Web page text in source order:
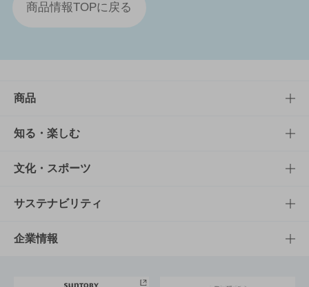
商品情報TOPに戻る
商品
商品TOP
商品一覧
商品発売情報
栄養成分一覧
知る・楽しむ
知る・楽しむTOP
キャンペーン
工場見学
文化・スポーツ
文化・スポーツTOP
サントリーホール
サステナビリティ
サステナビリティTOP
企業情報